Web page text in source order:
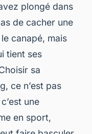
plongé dans
de cacher une
canapé, mais
tient ses
sa
ce n’est pas
une
en sport,